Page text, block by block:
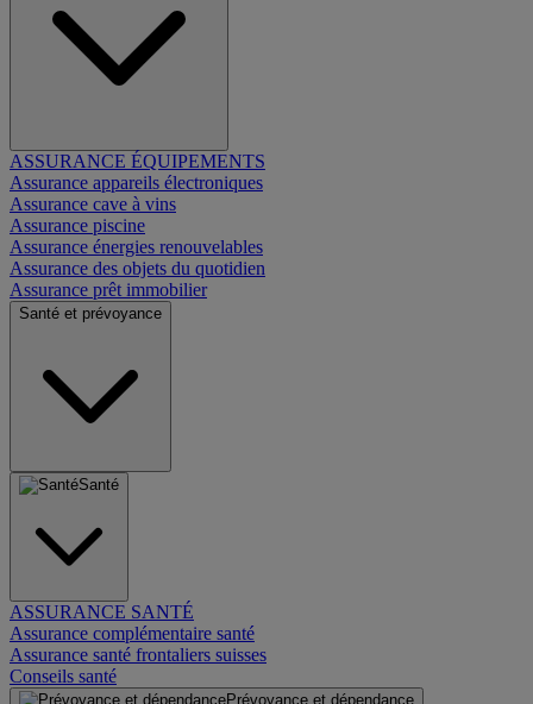
ASSURANCE ÉQUIPEMENTS
Assurance appareils électroniques
Assurance cave à vins
Assurance piscine
Assurance énergies renouvelables
Assurance des objets du quotidien
Assurance prêt immobilier
Santé et prévoyance
Santé
ASSURANCE SANTÉ
Assurance complémentaire santé
Assurance santé frontaliers suisses
Conseils santé
Prévoyance et dépendance